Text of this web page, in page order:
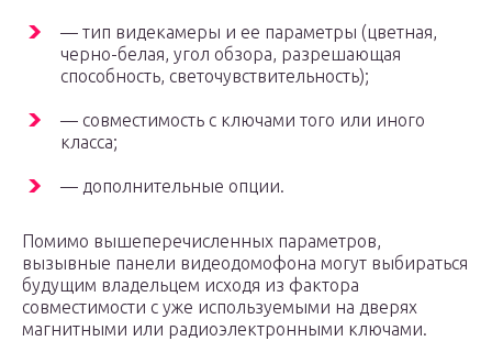
— тип видекамеры и ее параметры (цветная,
черно-белая, угол обзора, разрешающая
способность, светочувствительность);
— совместимость с ключами того или иного
класса;
— дополнительные опции.
Помимо вышеперечисленных параметров,
вызывные панели видеодомофона могут выбираться
будущим владельцем исходя из фактора
совместимости с уже используемыми на дверях
магнитными или радиоэлектронными ключами.